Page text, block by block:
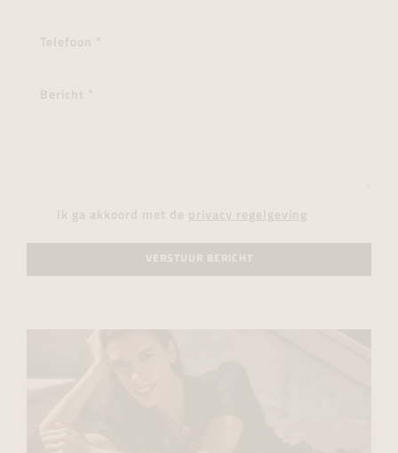
Ik ga akkoord met de privacy regelgeving
VERSTUUR BERICHT